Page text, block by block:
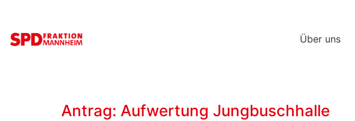
Über uns
Antrag: Aufwertung Jungbuschhalle